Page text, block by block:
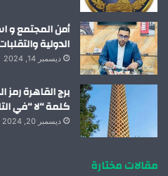
أمن المجتمع و
الدولية
ديسمبر 14, 2024
برج القاهرة
كلمة “لا “في
ديسمبر 20, 2024
مقالات مختارة